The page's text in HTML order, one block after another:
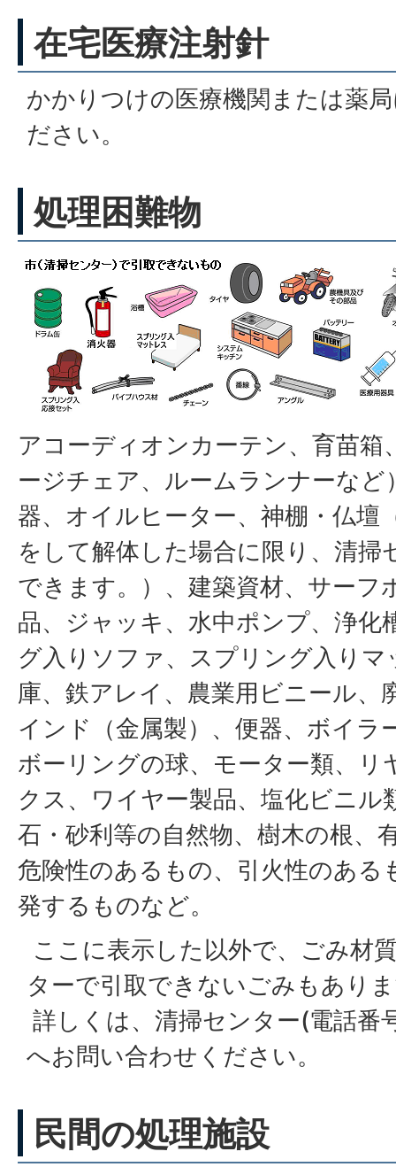
在宅医療注射針
かかりつけの医療機関または薬
ださい。
処理困難物
アコーディオンカーテン、育苗箱
ージチェア、ルームランナーなど
器、オイルヒーター、神棚・仏壇
をして解体した場合に限り、清掃
できます。）、建築資材、サーフ
品、ジャッキ、水中ポンプ、浄化
グ入りソファ、スプリング入りマ
庫、鉄アレイ、農業用ビニール、
インド（金属製）、便器、ボイラ
ボーリングの球、モーター類、リ
クス、ワイヤー製品、塩化ビニル
石・砂利等の自然物、樹木の根、
危険性のあるもの、引火性のある
発するものなど。
ここに表示した以外で、ごみ材
ターで引取できないごみもあり
詳しくは、清掃センター(電話
へお問い合わせください。
民間の処理施設